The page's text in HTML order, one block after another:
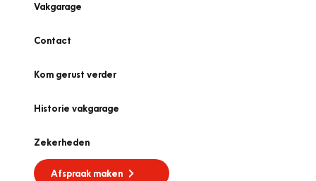
Vakgarage
Contact
Kom gerust verder
Historie vakgarage
Zekerheden
Afspraak maken